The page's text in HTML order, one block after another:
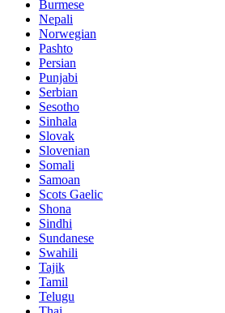
Burmese
Nepali
Norwegian
Pashto
Persian
Punjabi
Serbian
Sesotho
Sinhala
Slovak
Slovenian
Somali
Samoan
Scots Gaelic
Shona
Sindhi
Sundanese
Swahili
Tajik
Tamil
Telugu